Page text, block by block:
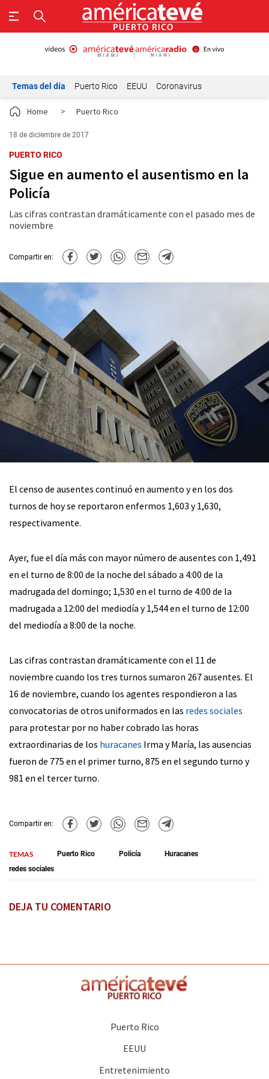
Temas del día Puerto Rico EEUU Coronavirus
Home > Puerto Rico
18 de diciembre de 2017
PUERTO RICO
Sigue en aumento el ausentismo en la
Policía
Las cifras contrastan dramáticamente con el pasado mes de
noviembre
Compartir en:
El censo de ausentes continuó en aumento y en los dos
turnos de hoy se reportaron enfermos 1,603 y 1,630,
respectivamente.
Ayer, fue el día más con mayor número de ausentes con 1,491
en el turno de 8:00 de la noche del sábado a 4:00 de la
madrugada del domingo; 1,530 en el turno de 4:00 de la
madrugada a 12:00 del mediodía y 1,544 en el turno de 12:00
del mediodía a 8:00 de la noche.
Las cifras contrastan dramáticamente con el 11 de
noviembre cuando los tres turnos sumaron 267 ausentes. El
16 de noviembre, cuando los agentes respondieron a las
convocatorias de otros uniformados en las redes sociales
para protestar por no haber cobrado las horas
extraordinarias de los huracanes Irma y María, las ausencias
fueron de 775 en el primer turno, 875 en el segundo turno y
981 en el tercer turno.
Compartir en:
TEMAS Puerto Rico Policía
Huracanes
redes sociales
DEJA TU COMENTARIO
Puerto Rico
EEUU
Entretenimiento